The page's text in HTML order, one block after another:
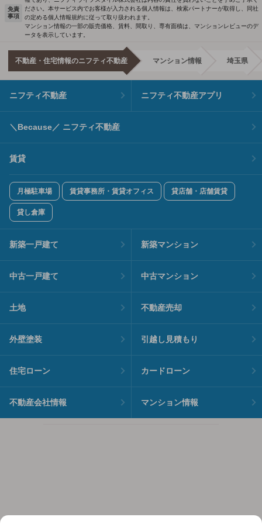
免責
事項
ださい。本サービス内でお客様が入力される個人情報は、検索パートナーが取得し、同社
の定める個人情報規約に従って取り扱われます。
マンション情報の一部の販売価格、賃料、間取り、専有面積は、マンションレビューのデ
ータを表示しています。
不動産・住宅情報のニフティ不動産 マンション情報 埼玉県
ニフティ不動産 ニフティ不動産アプリ
＼Because／ ニフティ不動産
賃貸
月極駐車場 賃貸事務所・賃貸オフィス 貸店舗・店舗賃貸
貸し倉庫
新築一戸建て 新築マンション
中古一戸建て 中古マンション
土地 不動産売却
外壁塗装 引越し見積もり
住宅ローン カードローン
不動産会社情報 マンション情報